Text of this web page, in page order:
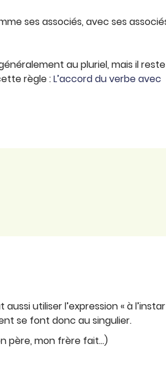
ses associés, avec ses
au pluriel, mais il reste
règle :L’accord du verbe avec
utiliser l’expression « à
se font donc au singulier.
père, mon frère fait…)